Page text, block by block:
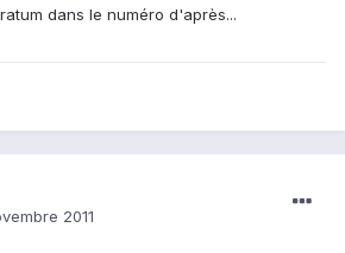
dans le numéro d'après...
2011